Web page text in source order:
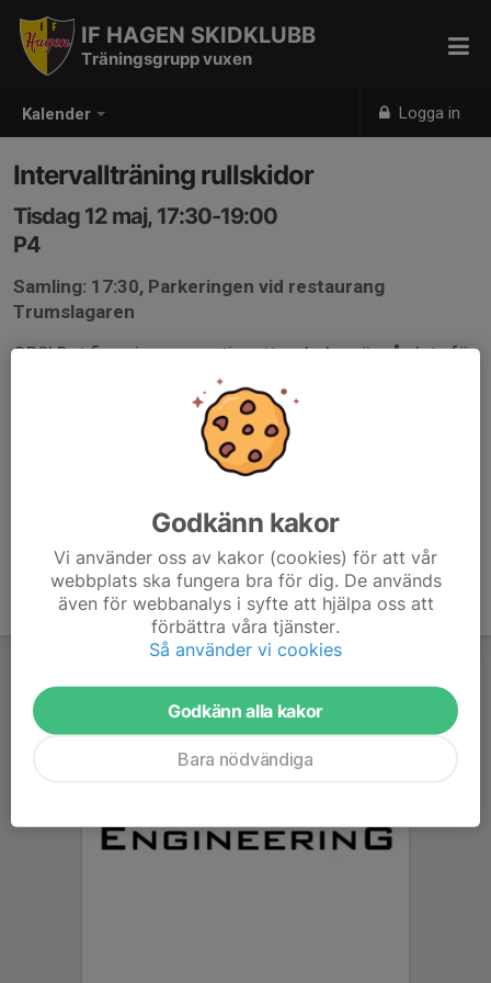
Kalender Logga in
IF HAGEN SKIDKLUBB
Träningsgrupp vuxen
Intervallträning rullskidor
Tisdag 12 maj, 17:30-19:00
P4
Samling: 17:30, Parkeringen vid restaurang
Trumslagaren
OBS! Det finns inga garantier att en ledare är på plats för
att hålla i träningen. Var noga med att anmäla er i tid om
ni har tänkt att komma så andra vet om att ni kommer.
Godkänn kakor
Vi använder oss av kakor (cookies) för att vår
webbplats ska fungera bra för dig. De används
även för webbanalys i syfte att hjälpa oss att
förbättra våra tjänster.
Så använder vi cookies
Godkänn alla kakor
Bara nödvändiga